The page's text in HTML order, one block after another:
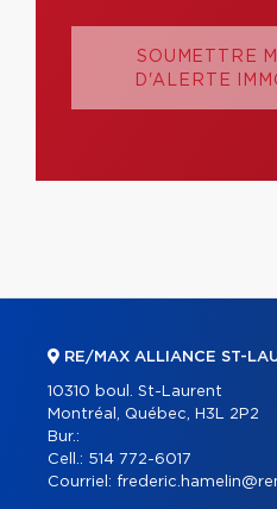
SOUMETTRE
D'ALERTE
RE/MAX ALLIANCE ST-
10310 boul. St-Laurent
Montréal, Québec, H3L 2P2
Bur.:
Cell.: 514 772-6017
Courriel: